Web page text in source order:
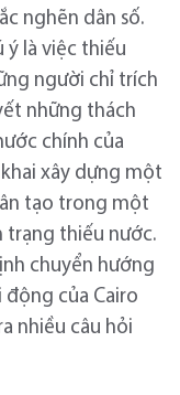
nghẽn dân số.
ý là việc thiếu
người chỉ trích
những thách
chính của
xây dựng một
tạo trong một
trạng thiếu nước.
chuyển hướng
của Cairo
nhiều câu hỏi